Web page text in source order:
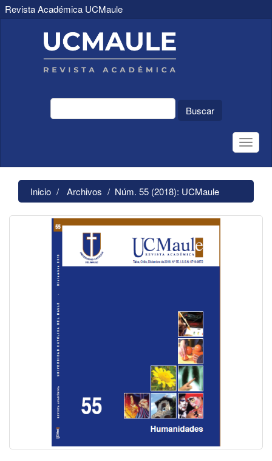
Revista Académica UCMaule
principal
Contenido
principal
Barra
Buscar
Toggle
Inicio Archivos Núm. 55 (2018): UCMaule